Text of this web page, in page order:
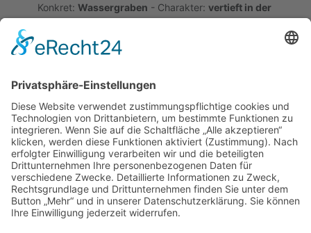
Konkret: Wassergraben - Charakter: vertieft in der
Semantische Relation
#10120[JP]wo viele Wasser zusammen
kommen, bildet sich ein Fluss
Konzeptäquivalenz; teilweise Bildäquivalenz
(Korrespondenz Fluss und Graben)